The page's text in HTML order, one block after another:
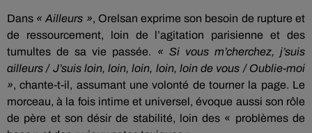
Dans « Ailleurs », Orelsan exprime son besoin de rupture et
de ressourcement, loin de l’agitation parisienne et des
tumultes de sa vie passée. « Si vous m’cherchez, j’suis
ailleurs / J’suis loin, loin, loin, loin, loin de vous / Oublie-moi
», chante-t-il, assumant unevolonté de tourner la page. Le
morceau, à la fois intime et universel, évoque aussi son rôle
de père et son désir de stabilité, loin des « problèmes de